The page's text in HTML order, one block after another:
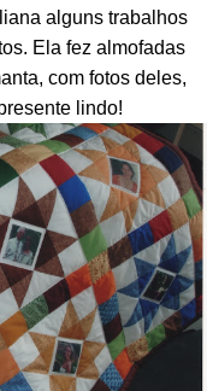
alguns trabalhos
Ela fez almofadas
com fotos deles,
lindo!